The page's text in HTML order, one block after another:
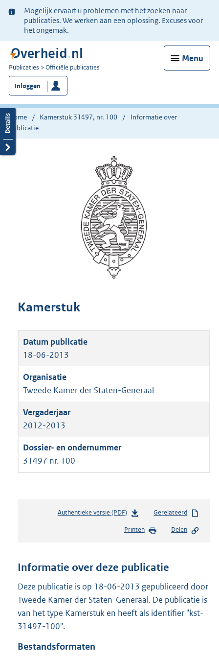
Ter
informatie:
Mogelijk ervaart u problemen met het zoeken naar
publicaties. We werken aan een oplossing. Excuses voor
het ongemak.
Menu
U
bent
nu
hier:
Publicaties Officiële publicaties
Inloggen
Home Kamerstuk 31497, nr. 100
Informatie over
publicatie
Kamerstuk
18-06-2013
Tweede Kamer der Staten-Generaal
2012-2013
31497 nr. 100
Authentieke versie (PDF)b
s
n
s
r
o
Gerelateerd
Printen Delen
Informatie over deze publicatie
Deze publicatie is op 18-06-2013 gepubliceerd door
Tweede Kamer der Staten-Generaal. De publicatie is
van het type Kamerstuk en heeft als identifier "kst-
31497-100".
Bestandsformaten